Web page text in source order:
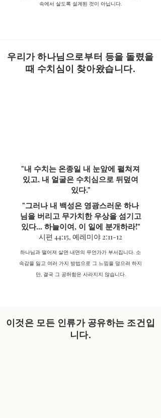
속에서 살도록 설계된 것이 아닙니다.
우리가 하나님으로부터 등을 돌렸을
때 수치심이 찾아왔습니다.
"내 수치는 온종일 내 눈앞에 펼쳐져
있고, 내 얼굴은 수치심으로 뒤덮여
있다."
"그러나 내 백성은 영광스러운 하나
님을 버리고 무가치한 우상을 섬기고
있다... 하늘이여, 이 일에 분개하라!"
시편 44:15, 예레미야 2:11-12
하나님과 떨어져 살면 내면의 무언가가 부서집니다. 소
속감을 잃고 여러 가지 방법으로 그 느낌을 덮으려 하지
만, 결국 그 공허함은 사라지지 않습니다.
이것은 모든 인류가 공유하는 조건입
니다.